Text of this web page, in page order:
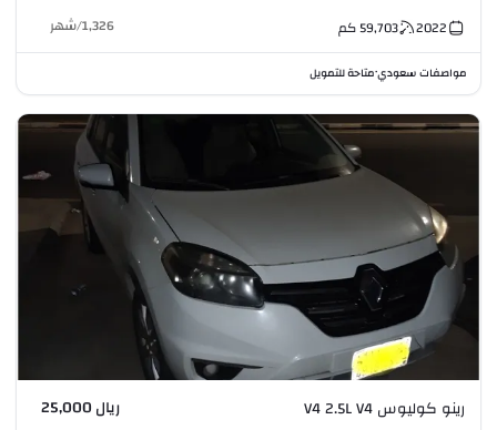
2022
59,703كم 1,326
/شهر
مواصفات سعودي•متاحة للتمويل
رينو كوليوس V4 2.5L V4 ريال 25,000